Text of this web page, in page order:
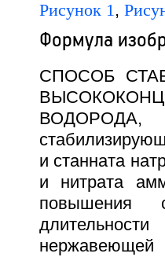
Рисунок 1,
Формула
СПОСОБ
и станната
и нитрата
повышения